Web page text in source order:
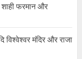
फरमान और
विश्वेश्वर मंदिर और राजा